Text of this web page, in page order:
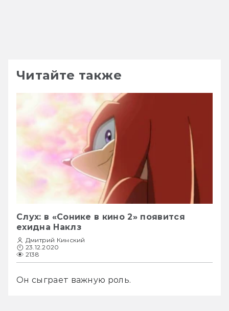
Читайте также
Слух: в «Сонике в кино 2» появится
ехидна Наклз
Дмитрий Кинский
23.12.2020
2138
Он сыграет важную роль.